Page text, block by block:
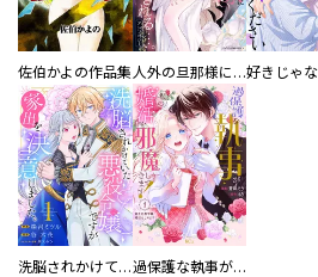
佐伯かよの作品集 人外の旦那様に娶られ毎晩ナカまで愛される…。アンソロジー
洗脳されかけていた悪役令嬢ですが家出を決意しました。【電子単行本版／特典おまけ付き】 過保護な執事が私の婚活を邪魔してきます！ 分冊版